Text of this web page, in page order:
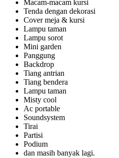
Macam-macam kursi
Tenda dengan dekorasi
Cover meja & kursi
Lampu taman
Lampu sorot
Mini garden
Panggung
Backdrop
Tiang antrian
Tiang bendera
Lampu taman
Misty cool
Ac portable
Soundsystem
Tirai
Partisi
Podium
dan masih banyak lagi.